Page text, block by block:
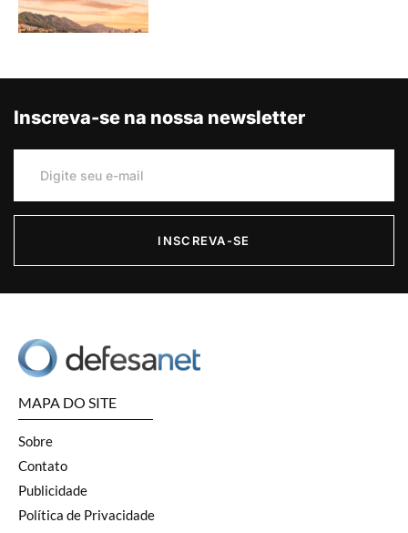
Inscreva-se na nossa newsletter
INSCREVA-SE
MAPA DO SITE
Sobre
Contato
Publicidade
Política de Privacidade